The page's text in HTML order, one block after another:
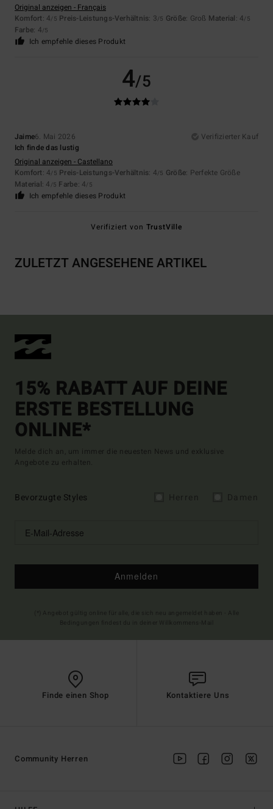
Original anzeigen - Français
Komfort: 4/5 Preis-Leistungs-Verhältnis: 3/5 Größe: Groß Material: 4/5
Farbe: 4/5
Ich empfehle dieses Produkt
4/5
Jaime6. Mai 2026
Verifizierter Kauf
Ich finde das lustig
Original anzeigen - Castellano
Komfort: 4/5 Preis-Leistungs-Verhältnis: 4/5 Größe: Perfekte Größe
Material: 4 /5 Farbe: 4/5
Ich empfehle dieses Produkt
Verifiziert von TrustVille
ZULETZT ANGESEHENE ARTIKEL
15% RABATT AUF DEINE
ERSTE BESTELLUNG
ONLINE*
Melde dich an, um immer die neuesten News und exklusive
Angebote zu erhalten.
Bevorzugte Styles
Anmelden
Finde einen Shop Kontaktiere Uns
Community Herren